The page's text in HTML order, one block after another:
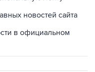
в официальном